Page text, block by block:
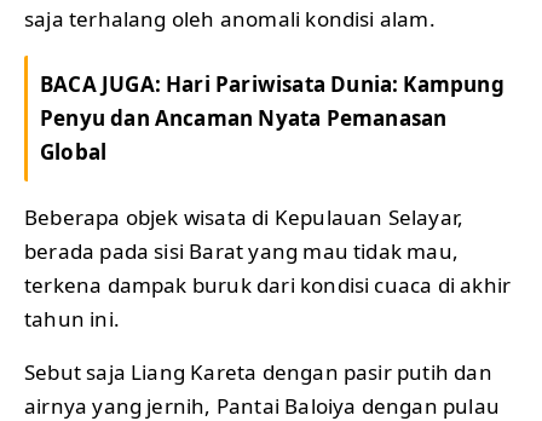
saja terhalang oleh anomali kondisi alam.
BACA JUGA: Hari Pariwisata Dunia: Kampung
Penyu dan Ancaman Nyata Pemanasan
Global
Beberapa objek wisata di Kepulauan Selayar,
berada pada sisi Barat yang mau tidak mau,
terkena dampak buruk dari kondisi cuaca di akhir
tahun ini.
Sebut saja Liang Kareta dengan pasir putih dan
airnya yang jernih, Pantai Baloiya dengan pulau